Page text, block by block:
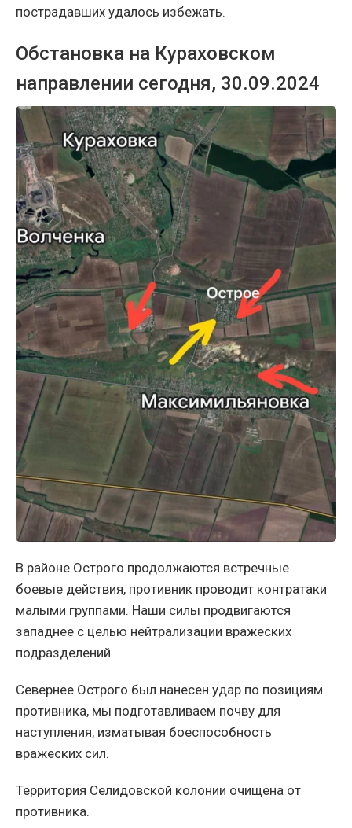
пострадавших удалось избежать.
Обстановка на Кураховском
направлении сегодня, 30.09.2024
В районе Острого продолжаются встречные
боевые действия, противник проводит контратаки
малыми группами. Наши силы продвигаются
западнее с целью нейтрализации вражеских
подразделений.
Севернее Острого был нанесен удар по позициям
противника, мы подготавливаем почву для
наступления, изматывая боеспособность
вражеских сил.
Территория Селидовской колонии очищена от
противника.